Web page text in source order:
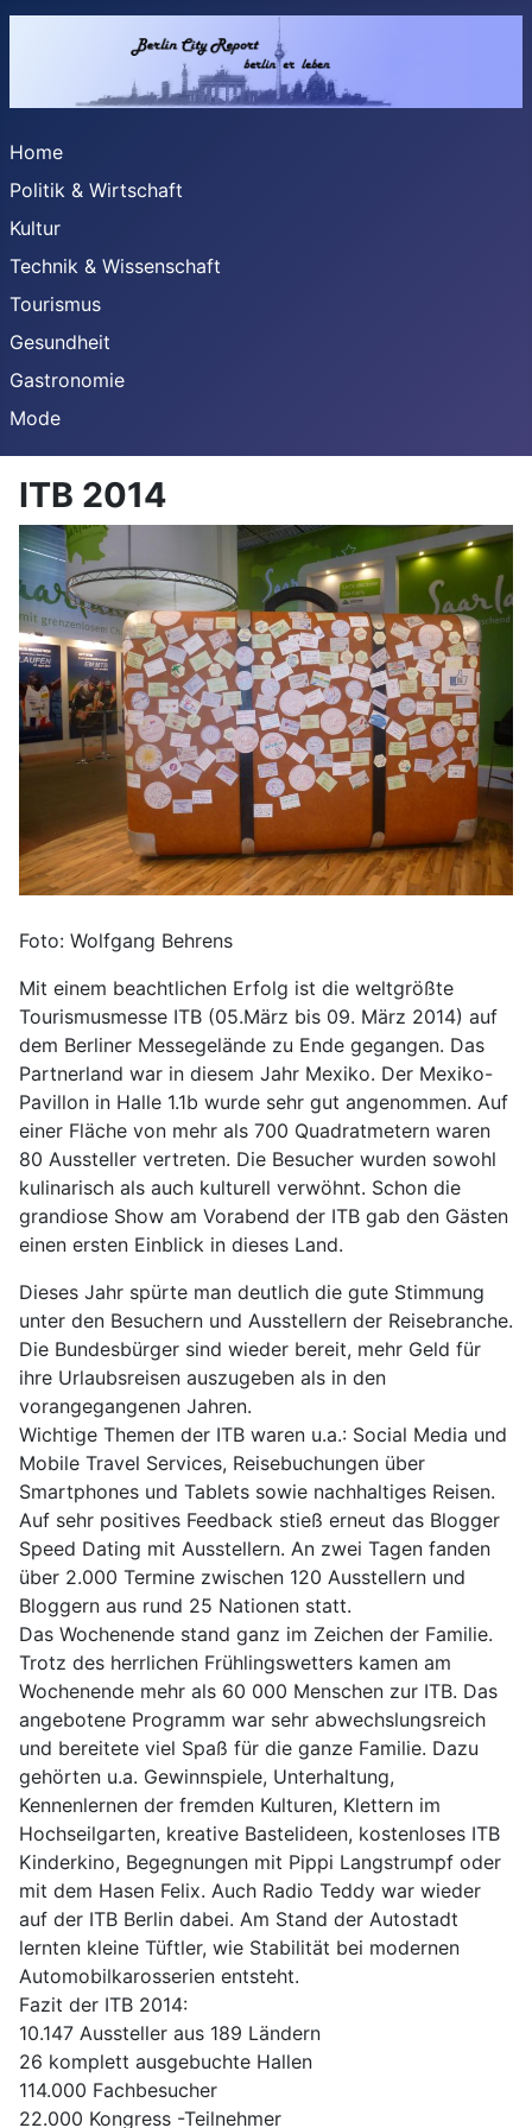
Home
Politik & Wirtschaft
Kultur
Technik & Wissenschaft
Tourismus
Gesundheit
Gastronomie
Mode
ITB 2014
Foto: Wolfgang Behrens
Mit einem beachtlichen Erfolg ist die weltgrößte
Tourismusmesse ITB (05.März bis 09. März 2014) auf
dem Berliner Messegelände zu Ende gegangen. Das
Partnerland war in diesem Jahr Mexiko. Der Mexiko-
Pavillon in Halle 1.1b wurde sehr gut angenommen. Auf
einer Fläche von mehr als 700 Quadratmetern waren
80 Aussteller vertreten. Die Besucher wurden sowohl
kulinarisch als auch kulturell verwöhnt. Schon die
grandiose Show am Vorabend der ITB gab den Gästen
einen ersten Einblick in dieses Land.
Dieses Jahr spürte man deutlich die gute Stimmung
unter den Besuchern und Ausstellern der Reisebranche.
Die Bundesbürger sind wieder bereit, mehr Geld für
ihre Urlaubsreisen auszugeben als in den
vorangegangenen Jahren.
Wichtige Themen der ITB waren u.a.: Social Media und
Mobile Travel Services, Reisebuchungen über
Smartphones und Tablets sowie nachhaltiges Reisen.
Auf sehr positives Feedback stieß erneut das Blogger
Speed Dating mit Ausstellern. An zwei Tagen fanden
über 2.000 Termine zwischen 120 Ausstellern und
Bloggern aus rund 25 Nationen statt.
Das Wochenende stand ganz im Zeichen der Familie.
Trotz des herrlichen Frühlingswetters kamen am
Wochenende mehr als 60 000 Menschen zur ITB. Das
angebotene Programm war sehr abwechslungsreich
und bereitete viel Spaß für die ganze Familie. Dazu
gehörten u.a. Gewinnspiele, Unterhaltung,
Kennenlernen der fremden Kulturen, Klettern im
Hochseilgarten, kreative Bastelideen, kostenloses ITB
Kinderkino, Begegnungen mit Pippi Langstrumpf oder
mit dem Hasen Felix. Auch Radio Teddy war wieder
auf der ITB Berlin dabei. Am Stand der Autostadt
lernten kleine Tüftler, wie Stabilität bei modernen
Automobilkarosserien entsteht.
Fazit der ITB 2014:
10.147 Aussteller aus 189 Ländern
26 komplett ausgebuchte Hallen
114.000 Fachbesucher
22.000 Kongress -Teilnehmer